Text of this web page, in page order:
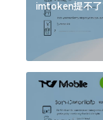
imtoken提不